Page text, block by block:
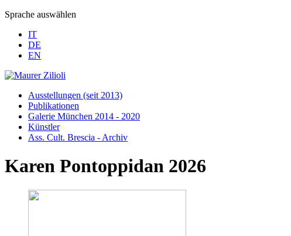
Sprache auswählen
IT
DE
EN
Ausstellungen (seit 2013)
Publikationen
Galerie München 2014 - 2020
Künstler
Ass. Cult. Brescia - Archiv
Karen Pontoppidan 2026